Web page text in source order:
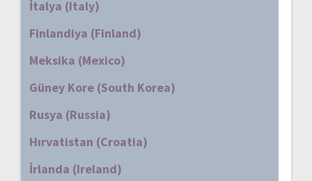
İtalya (Italy)
Finlandiya (Finland)
Meksika (Mexico)
Güney Kore (South Korea)
Rusya (Russia)
Hırvatistan (Croatia)
İrlanda (Ireland)